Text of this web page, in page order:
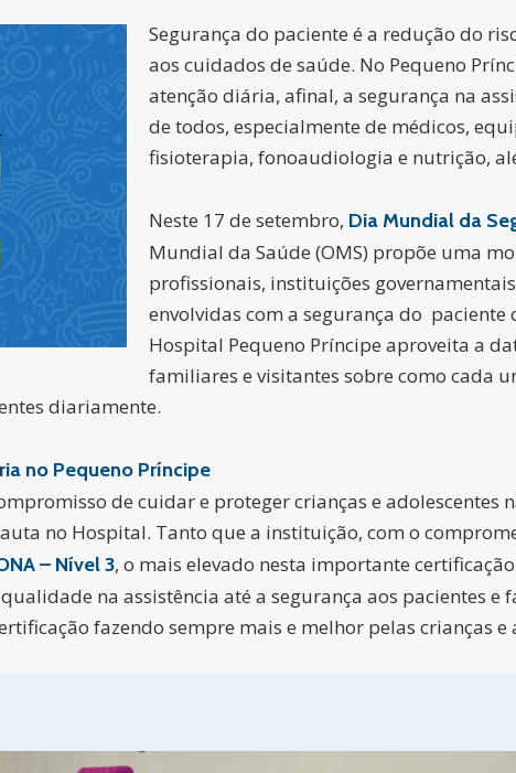
Segurança do paciente é a redução do
aos cuidados de saúde. No Pequeno
atenção diária, afinal, a segurança na
de todos, especialmente de médicos,
fisioterapia, fonoaudiologia e nutrição,
Neste 17 de setembro, Dia Mundial da
Mundial da Saúde (OMS) propõe uma
profissionais, instituições
envolvidas com a segurança do paciente
Hospital Pequeno Príncipe aproveita a
familiares e visitantes sobre como cada
diariamente.
no Pequeno Príncipe
de cuidar e proteger crianças e adolescentes
no Hospital. Tanto que a instituição, com o
– Nível 3, o mais elevado nesta importante
na assistência até a segurança aos pacientes
fazendo sempre mais e melhor pelas crianças e